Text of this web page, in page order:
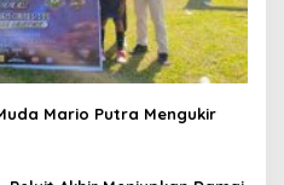
Mario Putra Mengukir